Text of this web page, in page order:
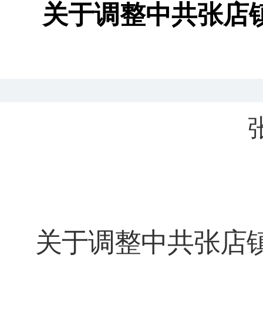
关于调整中共张店
关于调整中共张店